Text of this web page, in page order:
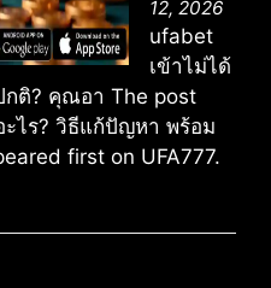
12, 2026
ufabet
เข้าไม่ได้
กติ? คุณอา The post
ะไร? วิธีแก้ปัญหา พร้อม
first on UFA777.